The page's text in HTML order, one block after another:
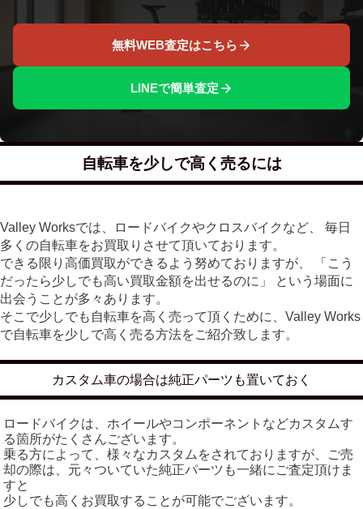
無料WEB査定はこちら
LINEで簡単査定
自転車を少しで高く売るには
Valley Worksでは、ロードバイクやクロスバイクなど、 毎日
多くの自転車をお買取りさせて頂いております。
できる限り高価買取ができるよう努めておりますが、 「こう
だったら少しでも高い買取金額を出せるのに」 という場面に
出会うことが多々あります。
そこで少しでも自転車を高く売って頂くために、Valley Works
で自転車を少しで高く売る方法をご紹介致します。
カスタム車の場合は純正パーツも置いておく
ロードバイクは、ホイールやコンポーネントなどカスタムす
る箇所がたくさんございます。
乗る方によって、様々なカスタムをされておりますが、ご売
却の際は、元々ついていた純正パーツも一緒にご査定頂けま
すと
少しでも高くお買取することが可能でございます。